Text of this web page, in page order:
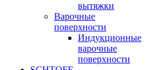
вытяжки
Варочные
поверхности
Индукционные
варочные
поверхности